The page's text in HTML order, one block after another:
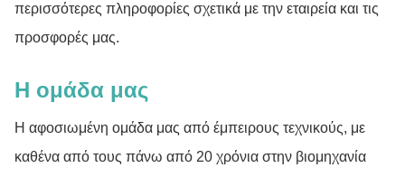
περισσότερες πληροφορίες σχετικά με την εταιρεία και τις
προσφορές μας.
Η ομάδα μας
Η αφοσιωμένη ομάδα μας από έμπειρους τεχνικούς, με
καθένα από τους πάνω από 20 χρόνια στην βιομηχανία